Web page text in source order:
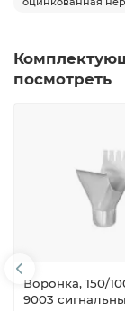
посмотреть
Воронка, 150/
9003